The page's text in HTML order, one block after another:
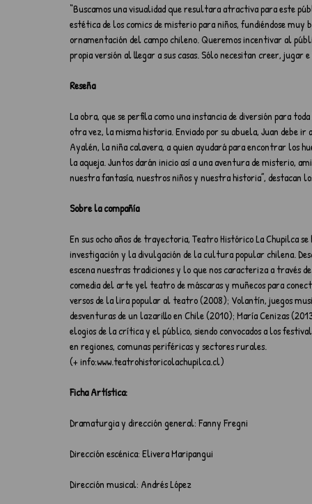
“Buscamos una visualidad que resultara atractiva para este
estética de los comics de misterio para niños, fundiéndose
ornamentación del campo chileno. Queremos incentivar al
propia versión al llegar a sus casas. Sólo necesitan creer, jugar
Reseña
La obra, que se perfila como una instancia de diversión para
otra vez, la misma historia. Enviado por su abuela, Juan debe
Ayalén, la niña calavera, a quien ayudará para encontrar los
la aqueja. Juntos darán inicio así a una aventura de misterio,
nuestra fantasía, nuestros niños y nuestra historia”, destacan
Sobre la compañía
En sus ocho años de trayectoria, Teatro Histórico La Chupilca se
investigación y la divulgación de la cultura popular chilena.
escena nuestras tradiciones y lo que nos caracteriza a través
comedia del arte yel teatro de máscaras y muñecos para
versos de la lira popular al teatro (2008); Volantín, juegos
desventuras de un lazarillo en Chile (2010); María Cenizas
elogios de la crítica y el público, siendo convocados a los
en regiones, comunas periféricas y sectores rurales.
(+ info:www.teatrohistoricolachupilca.cl)
Ficha Artística:
Dramaturgia y dirección general: Fanny Fregni
Dirección escénica: Elivera Maripangui
Dirección musical: Andrés López